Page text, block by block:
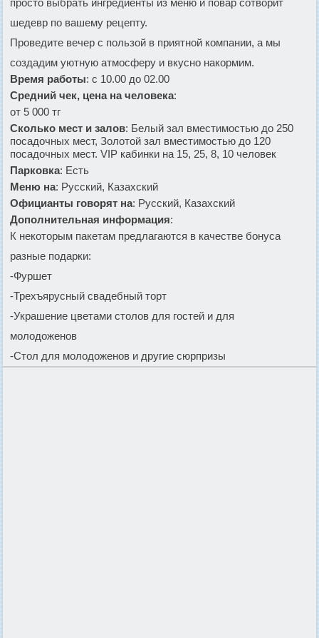
шедевр по вашему рецепту.
Проведите вечер с пользой в приятной компании, а мы
создадим уютную атмосферу и вкусно накормим.
Время работы: с 10.00 до 02.00
Средний чек, цена на человека:
от 5 000 тг
Сколько мест и залов: Белый зал вместимостью до 250
посадочных мест, Золотой зал вместимостью до 120
посадочных мест. VIP кабинки на 15, 25, 8, 10 человек
Парковка: Есть
Меню на: Русский, Казахский
Официанты говорят на: Русский, Казахский
Дополнительная информация:
К некоторым пакетам предлагаются в качестве бонуса
разные подарки:
-Фуршет
-Трехъярусный свадебный торт
-Украшение цветами столов для гостей и для
молодоженов
-Стол для молодоженов и другие сюрпризы